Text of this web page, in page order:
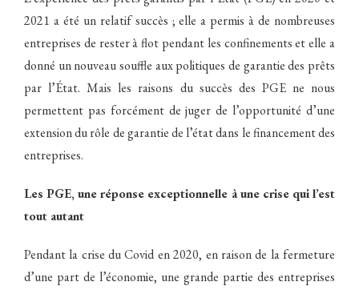
2021 a été un relatif succès ; elle a permis à de nombreuses
entreprises de rester à flot pendant les confinements et elle a
donné un nouveau souffle aux politiques de garantie des prêts
par l’État. Mais les raisons du succès des PGE ne nous
permettent pas forcément de juger de l’opportunité d’une
extension du rôle de garantie de l’état dans le financement des
entreprises.
Les PGE, une réponse exceptionnelle à une crise qui l’est
tout autant
Pendant la crise du Covid en 2020, en raison de la fermeture
d’une part de l’économie, une grande partie des entreprises